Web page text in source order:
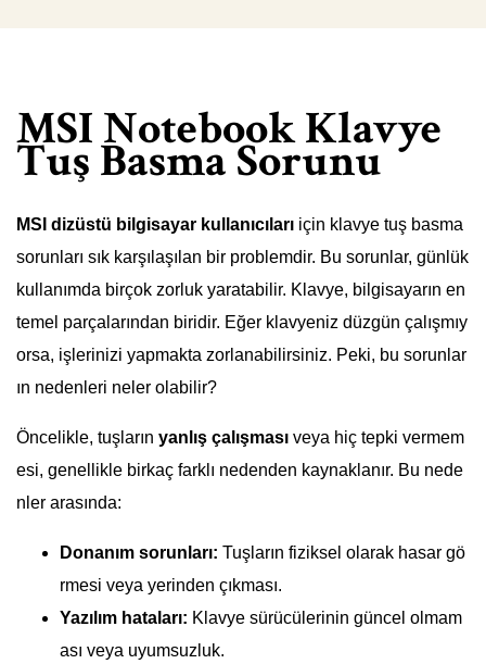
MSI Notebook Klavye
Tuş Basma Sorunu
MSI dizüstü bilgisayar kullanıcıları için klavye tuş basma
sorunları sık karşılaşılan bir problemdir. Bu sorunlar, günlük
kullanımda birçok zorluk yaratabilir. Klavye, bilgisayarın en
temel parçalarından biridir. Eğer klavyeniz düzgün çalışmıy
orsa, işlerinizi yapmakta zorlanabilirsiniz. Peki, bu sorunlar
ın nedenleri neler olabilir?
Öncelikle, tuşların yanlış çalışması veya hiç tepki vermem
esi, genellikle birkaç farklı nedenden kaynaklanır. Bu nede
nler arasında:
Donanım sorunları: Tuşların fiziksel olarak hasar gö
rmesi veya yerinden çıkması.
Yazılım hataları: Klavye sürücülerinin güncel olmam
ası veya uyumsuzluk.